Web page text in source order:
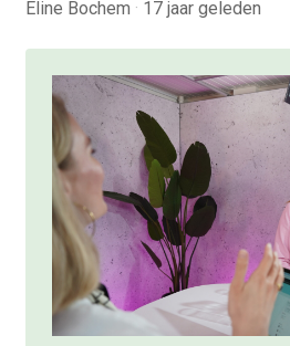
Eline Bochem · 17 jaar geleden